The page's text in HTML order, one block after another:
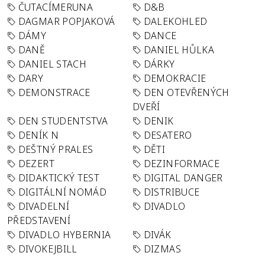
ČUTACÍMERUNA
D&B
DAGMAR POPJAKOVÁ
DALEKOHLED
DÁMY
DANCE
DANĚ
DANIEL HŮLKA
DANIEL STACH
DÁRKY
DARY
DEMOKRACIE
DEMONSTRACE
DEN OTEVŘENÝCH
DVEŘÍ
DEN STUDENTSTVA
DENIK
DENÍK N
DESATERO
DEŠTNÝ PRALES
DĚTI
DEZERT
DEZINFORMACE
DIDAKTICKÝ TEST
DIGITAL DANGER
DIGITÁLNÍ NOMÁD
DISTRIBUCE
DIVADELNÍ
PŘEDSTAVENÍ
DIVADLO
DIVADLO HYBERNIA
DIVÁK
DIVOKEJBILL
DIZMAS